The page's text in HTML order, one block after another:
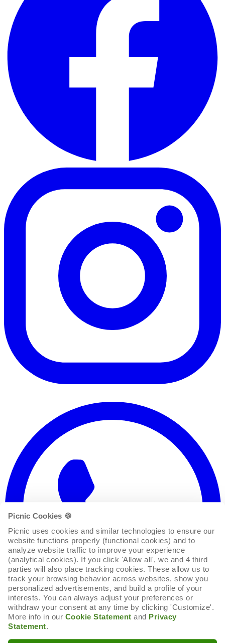
Picnic Cookies 🍪
Picnic uses cookies and similar technologies to ensure our
website functions properly (functional cookies) and to
analyze website traffic to improve your experience
(analytical cookies). If you click 'Allow all', we and 4 third
parties will also place tracking cookies. These allow us to
track your browsing behavior across websites, show you
personalized advertisements, and build a profile of your
interests. You can always adjust your preferences or
withdraw your consent at any time by clicking 'Customize'.
More info in our Cookie Statement and Privacy
Statement.